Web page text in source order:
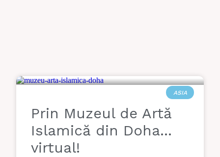
ASIA
Prin Muzeul de Artă
Islamică din Doha…
virtual!